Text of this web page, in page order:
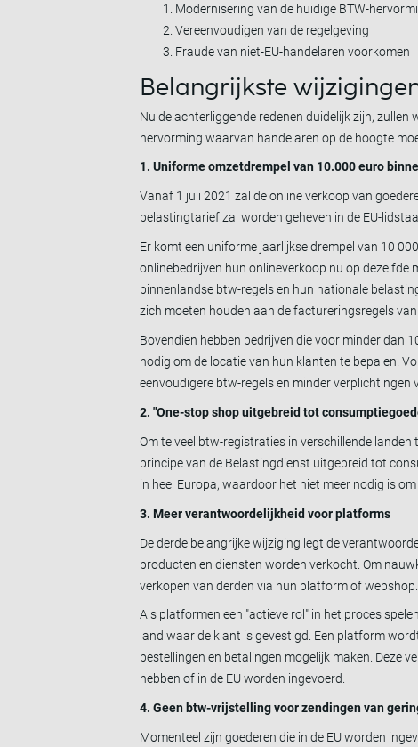
Modernisering van de huidige BTW-
Vereenvoudigen van de regelgeving
Fraude van niet-EU-handelaren voorkomen
Belangrijkste
Nu de achterliggende redenen duidelijk zijn,
hervorming waarvan handelaren op de hoogte
1. Uniforme omzetdrempel van 10.000 euro
Vanaf 1 juli 2021 zal de online verkoop van
belastingtarief zal worden geheven in de EU-
Er komt een uniforme jaarlijkse drempel van 10
onlinebedrijven hun onlineverkoop nu op dezelfde
binnenlandse btw-regels en hun nationale
zich moeten houden aan de factureringsregels van
Bovendien hebben bedrijven die voor minder dan
nodig om de locatie van hun klanten te bepalen.
eenvoudigere btw-regels en minder verplichtingen
2. "One-stop shop uitgebreid tot
Om te veel btw-registraties in verschillende
principe van de Belastingdienst uitgebreid tot
in heel Europa, waardoor het niet meer nodig is
3. Meer verantwoordelijkheid voor platforms
De derde belangrijke wijziging legt de
producten en diensten worden verkocht. Om
verkopen van derden via hun platform of webshop.
Als platformen een "actieve rol" in het proces
land waar de klant is gevestigd. Een platform
bestellingen en betalingen mogelijk maken. Deze
hebben of in de EU worden ingevoerd.
4. Geen btw-vrijstelling voor zendingen van
Momenteel zijn goederen die in de EU worden